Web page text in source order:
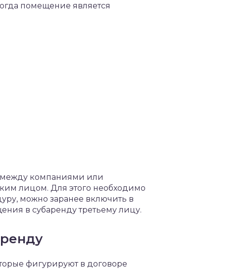
помещение является
между компаниями или
лицом. Для этого необходимо
можно заранее включить в
в субаренду третьему лицу.
фигурируют в договоре